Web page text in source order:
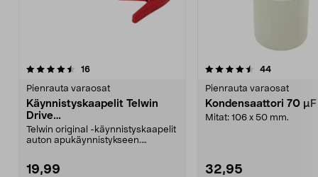
16arvostelut
Pienrauta varaosat
Käynnistyskaapelit Telwin
Drive
Mini/9000/13000/1250/150
0/1750, EC5
Telwin original -käynnistyskaapelit
auton apukäynnistykseen.
19,99
4.5 viidestä
44arvostelut
Pienrauta varaosat
Kondensaattori 70
Mitat: 106 x 50 mm.
32,95
4.0 viidestä